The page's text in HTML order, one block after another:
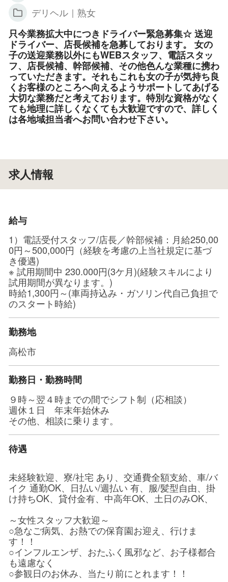
デリヘル｜熟女
只今業務拡大中につきドライバー緊急募集☆ 送迎
ドライバー、店長候補を急募しております。 女の
子の送迎業務以外にもWEBスタッフ、電話スタッ
フ、店長候補、幹部候補、その他色んな業種に携わ
っていただきます。それもこれも女の子が気持ち良
くお客様のところへ向えるようサポートしてあげる
大切な業務だと考えております。特別な資格がなく
ても地理に詳しくなくても大歓迎ですので、詳しく
は各地域担当者へお問い合わせ下さい。
求人情報
給与
1）電話受付スタッフ/店長／幹部候補：月給250,00
0円～500,000円（経験を考慮の上当社規定に基づ
き優遇)
※ 試用期間中 230.000円(3ケ月)(経験スキルにより
試用期間が異なります。)
時給1,300円～(車両持込み・ガソリン代自己負担で
のスタート時給)
勤務地
高松市
勤務日・勤務時間
９時～翌４時までの間でシフト制（応相談）
週休１日 年末年始休み
その他、相談に乗ります。
待遇
未経験歓迎、寮/社宅 あり、交通費全額支給、車/バ
イク 通勤OK、日払い/週払い 有、服/髪型自由、掛
け持ちOK、貸付金有、中高年OK、土日のみOK、
～女性スタッフ大歓迎～
○急なご病気、お熱での保育園お迎え、行けま
す！！
○インフルエンザ、おたふく風邪など、お子様都合
も遠慮なく
○参観日のお休み、当たり前にとれます！！